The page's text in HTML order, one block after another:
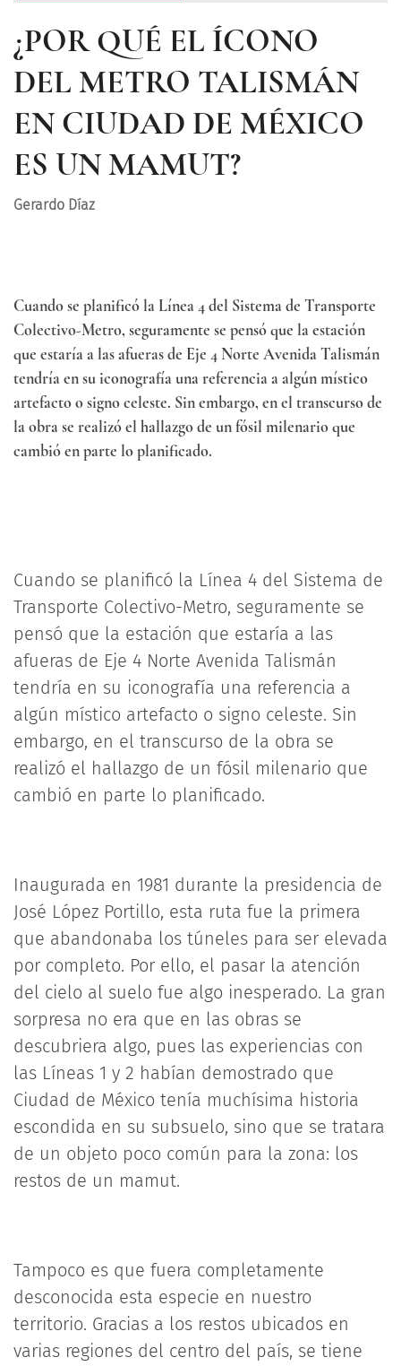
¿POR QUÉ EL ÍCONO
DEL METRO TALISMÁN
EN CIUDAD DE MÉXICO
ES UN MAMUT?
Gerardo Díaz
Cuando se planificó la Línea 4 del Sistema de Transporte
Colectivo-Metro, seguramente se pensó que la estación
que estaría a las afueras de Eje 4 Norte Avenida Talismán
tendría en su iconografía una referencia a algún místico
artefacto o signo celeste. Sin embargo, en el transcurso de
la obra se realizó el hallazgo de un fósil milenario que
cambió en parte lo planificado.
Cuando se planificó la Línea 4 del Sistema de
Transporte Colectivo-Metro, seguramente se
pensó que la estación que estaría a las
afueras de Eje 4 Norte Avenida Talismán
tendría en su iconografía una referencia a
algún místico artefacto o signo celeste. Sin
embargo, en el transcurso de la obra se
realizó el hallazgo de un fósil milenario que
cambió en parte lo planificado.
Inaugurada en 1981 durante la presidencia de
José López Portillo, esta ruta fue la primera
que abandonaba los túneles para ser elevada
por completo. Por ello, el pasar la atención
del cielo al suelo fue algo inesperado. La gran
sorpresa no era que en las obras se
descubriera algo, pues las experiencias con
las Líneas 1 y 2 habían demostrado que
Ciudad de México tenía muchísima historia
escondida en su subsuelo, sino que se tratara
de un objeto poco común para la zona: los
restos de un mamut.
Tampoco es que fuera completamente
desconocida esta especie en nuestro
territorio. Gracias a los restos ubicados en
varias regiones del centro del país, se tiene